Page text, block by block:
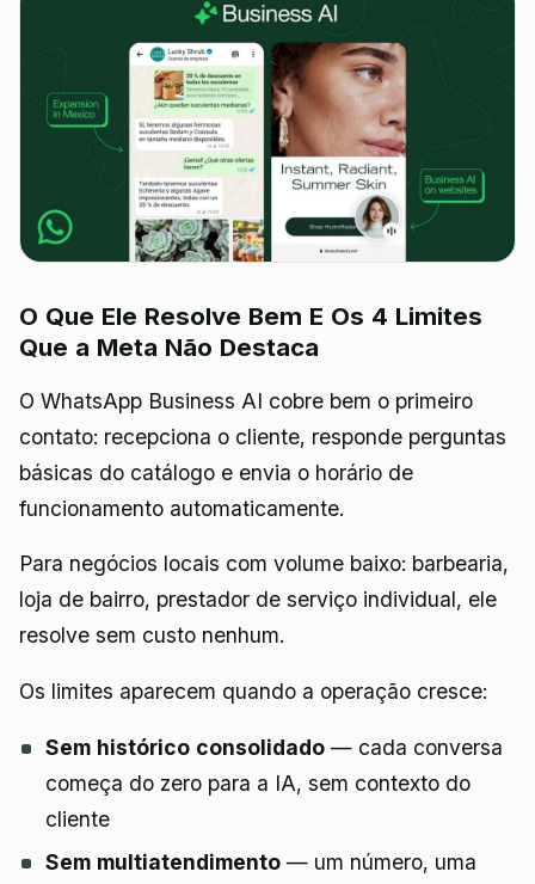
O Que Ele Resolve Bem E Os 4 Limites
Que a Meta Não Destaca
O WhatsApp Business AI cobre bem o primeiro
contato: recepciona o cliente, responde perguntas
básicas do catálogo e envia o horário de
funcionamento automaticamente.
Para negócios locais com volume baixo: barbearia,
loja de bairro, prestador de serviço individual, ele
resolve sem custo nenhum.
Os limites aparecem quando a operação cresce:
Sem histórico consolidado— cada conversa
começa do zero para a IA, sem contexto do
cliente
Sem multiatendimento— um número, uma